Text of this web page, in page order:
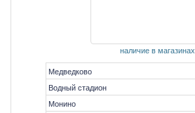
наличие в магазинах
Медведково
Водный стадион
Монино